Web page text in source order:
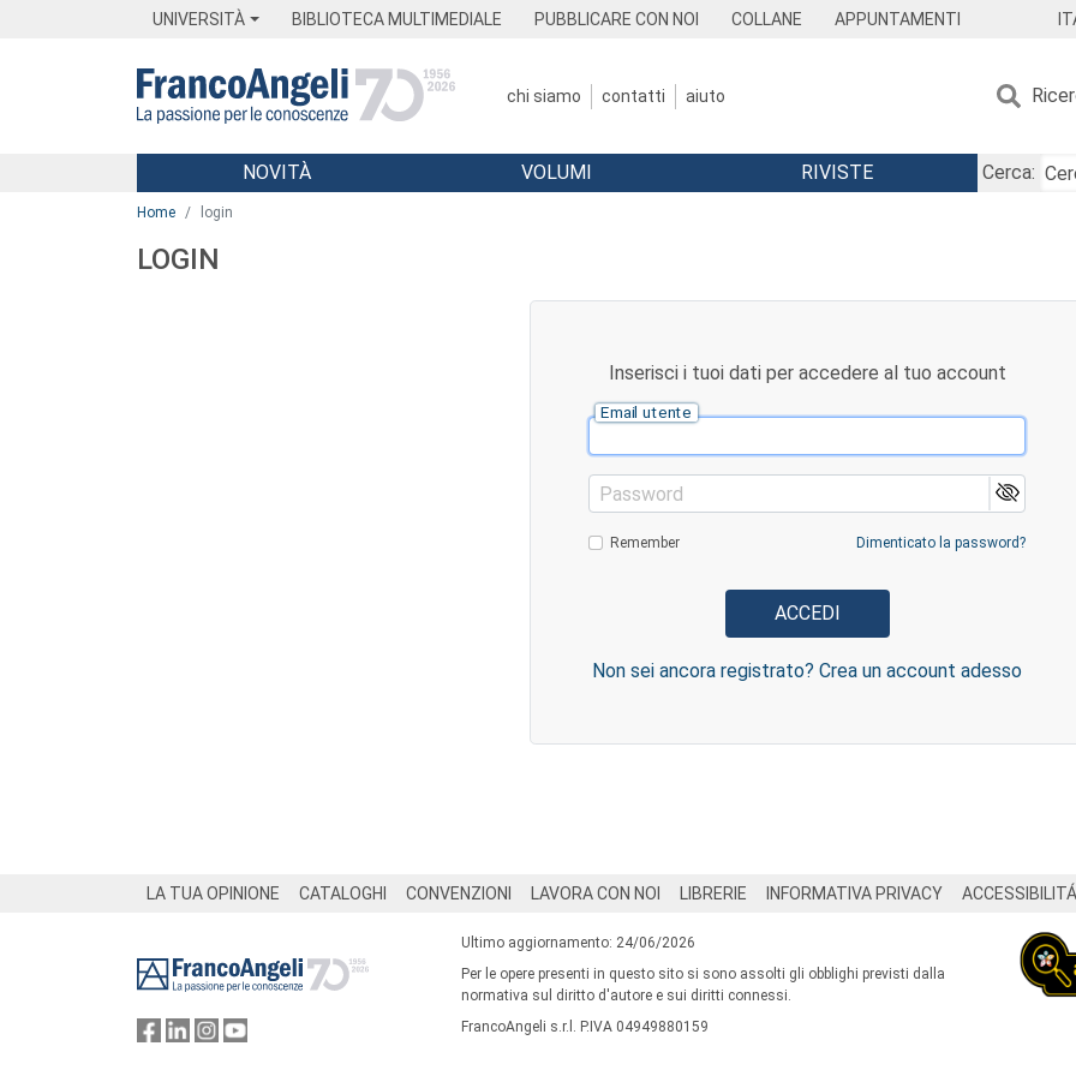
UNIVERSITÀ BIBLIOTECA MULTIMEDIALE PUBBLICARE CON NOI COLLANE APPUNTAMENTI
chi siamo contatti aiuto
Menu
NOVITÀ VOLUMI RIVISTE
Cerca:
Home login
LOGIN
Inserisci i tuoi dati per accedere al tuo account
Email utente
Password
Remember Dimenticato la password?
Non sei ancora registrato? Crea un account adesso
LA TUA OPINIONE CATALOGHI CONVENZIONI LAVORA CON NOI LIBRERIE INFORMATIVA PRIVACY ACCESSIBILITÁ
Ultimo aggiornamento: 24/06/2026
Per le opere presenti in questo sito si sono assolti gli obblighi previsti dalla
normativa sul diritto d'autore e sui diritti connessi.
FrancoAngeli s.r.l. P.IVA 04949880159